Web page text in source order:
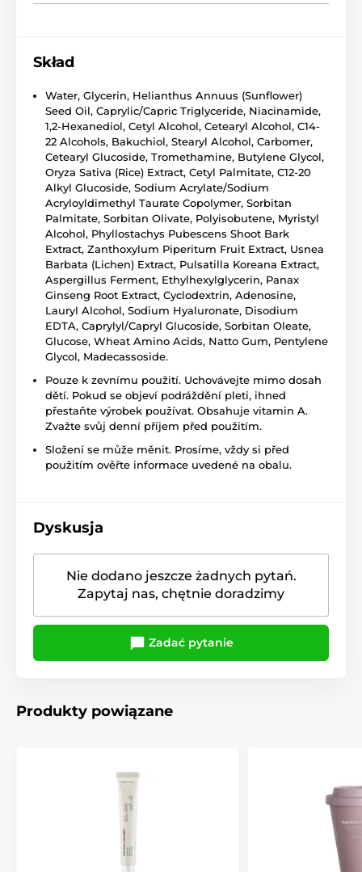
Skład
Water, Glycerin, Helianthus Annuus (Sunflower)
Seed Oil, Caprylic/​Capric Triglyceride, Niacinamide,
1,2-Hexanediol, Cetyl Alcohol, Cetearyl Alcohol, C14-
22 Alcohols, Bakuchiol, Stearyl Alcohol, Carbomer,
Cetearyl Glucoside, Tromethamine, Butylene Glycol,
Oryza Sativa (Rice) Extract, Cetyl Palmitate, C12-20
Alkyl Glucoside, Sodium Acrylate/​Sodium
Acryloyldimethyl Taurate Copolymer, Sorbitan
Palmitate, Sorbitan Olivate, Polyisobutene, Myristyl
Alcohol, Phyllostachys Pubescens Shoot Bark
Extract, Zanthoxylum Piperitum Fruit Extract, Usnea
Barbata (Lichen) Extract, Pulsatilla Koreana Extract,
Aspergillus Ferment, Ethylhexylglycerin, Panax
Ginseng Root Extract, ​Cyclodextrin, Adenosine,
Lauryl Alcohol, Sodium Hyaluronate, Disodium
EDTA, Caprylyl/​Capryl Glucoside, Sorbitan Oleate,
Glucose, Wheat Amino Acids, Natto Gum, Pentylene
Glycol, Madecassoside.
Pouze k zevnímu použití. Uchovávejte mimo dosah
dětí. Pokud se objeví podráždění pleti, ihned
přestaňte výrobek používat. Obsahuje vitamin A.
Zvažte svůj denní příjem před použitím.
Složení se může měnit. Prosíme, vždy si před
použitím ověřte informace uvedené na obalu.
Dyskusja
Nie dodano jeszcze żadnych pytań.
Zapytaj nas, chętnie doradzimy
Zadać pytanie
Produkty powiązane